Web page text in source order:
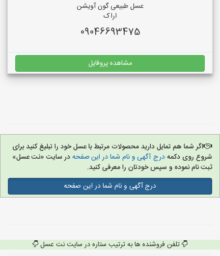
عسل طبیعی گون آویشن
اراک
09046693475
مشاهده پروفایل
اگر شما هم تمایل دارید محصولات مرتبط با عسل خود را تبلیغ کنید برای
شروع روی دکمهدرج آگهی و نام شما در این صفحهدر سایت «نت عسل»
ثبت نام نموده و سپس خودتان را معرفی کنید.
درج آگهی و نام شما در این صفحه
تلفن فروشنده ها به ترتیب ستاره در سایت نت عسل